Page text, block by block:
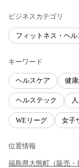
ビジネスカテゴリ
フィットネス・ヘル
キーワード
ヘルスケア 健
ヘルステック
WEリーグ 女子
位置情報
福島県大熊町 （販売・